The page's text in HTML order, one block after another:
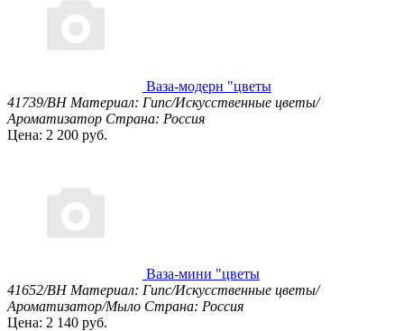
Ваза-модерн "цветы
41739/BH Материал: Гипс/Искусственные цветы/
Ароматизатор Страна: Россия
Цена: 2 200 руб.
Ваза-мини "цветы
41652/BH Материал: Гипс/Искусственные цветы/
Ароматизатор/Мыло Страна: Россия
Цена: 2 140 руб.